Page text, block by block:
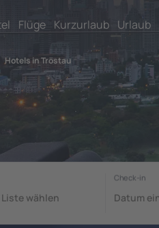
Flüge Kurzurlaub Urlaub
Hotels in Tröstau